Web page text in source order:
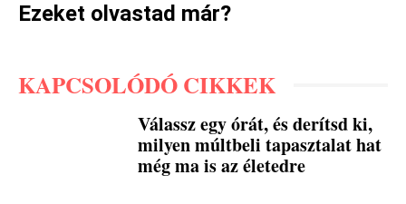
Ezeket olvastad már?
KAPCSOLÓDÓ CIKKEK
Válassz egy órát, és derítsd ki,
milyen múltbeli tapasztalat hat
még ma is az életedre